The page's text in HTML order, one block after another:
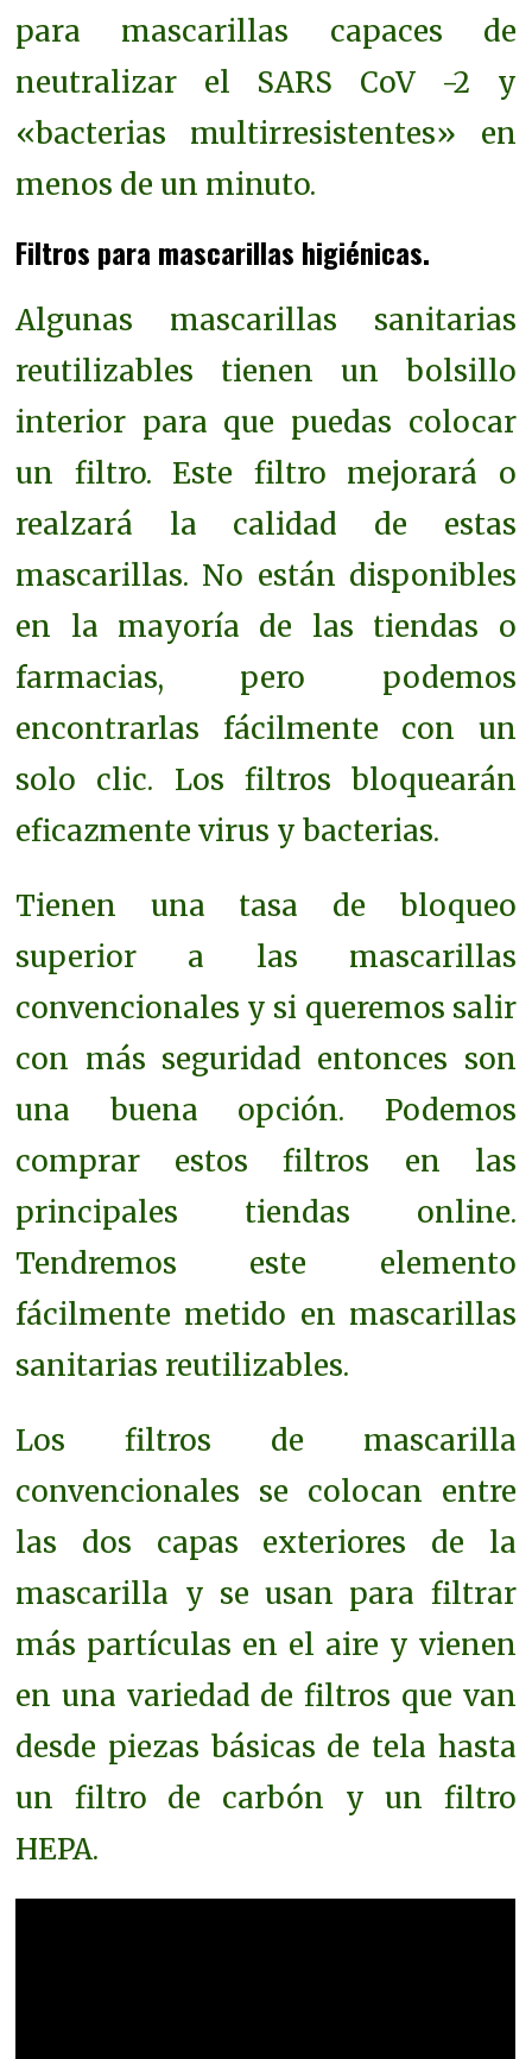
para mascarillas capaces de
neutralizar el SARS CoV -2 y
«bacterias multirresistentes» en
menos de un minuto.
Filtros para mascarillas higiénicas.
Algunas mascarillas sanitarias
reutilizables tienen un bolsillo
interior para que puedas colocar
un filtro. Este filtro mejorará o
realzará la calidad de estas
mascarillas. No están disponibles
en la mayoría de las tiendas o
farmacias, pero podemos
encontrarlas fácilmente con un
solo clic. Los filtros bloquearán
eficazmente virus y bacterias.
Tienen una tasa de bloqueo
superior a las mascarillas
convencionales y si queremos salir
con más seguridad entonces son
una buena opción. Podemos
comprar estos filtros en las
principales tiendas online.
Tendremos este elemento
fácilmente metido en mascarillas
sanitarias reutilizables.
Los filtros de mascarilla
convencionales se colocan entre
las dos capas exteriores de la
mascarilla y se usan para filtrar
más partículas en el aire y vienen
en una variedad de filtros que van
desde piezas básicas de tela hasta
un filtro de carbón y un filtro
HEPA.